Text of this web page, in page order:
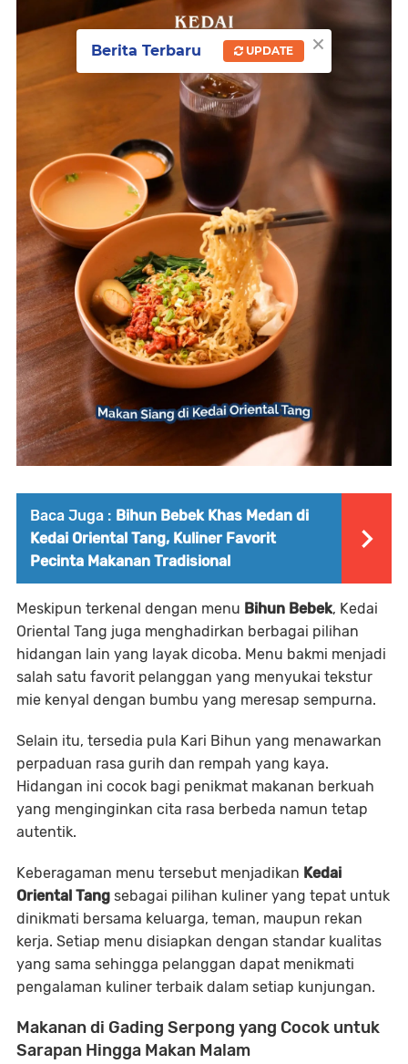
Baca Juga : Bihun Bebek Khas Medan di
Kedai Oriental Tang, Kuliner Favorit
Pecinta Makanan Tradisional
Meskipun terkenal dengan menu Bihun Bebek, Kedai
Oriental Tang juga menghadirkan berbagai pilihan
hidangan lain yang layak dicoba. Menu bakmi menjadi
salah satu favorit pelanggan yang menyukai tekstur
mie kenyal dengan bumbu yang meresap sempurna.
Selain itu, tersedia pula Kari Bihun yang menawarkan
perpaduan rasa gurih dan rempah yang kaya.
Hidangan ini cocok bagi penikmat makanan berkuah
yang menginginkan cita rasa berbeda namun tetap
autentik.
Keberagaman menu tersebut menjadikan Kedai
Oriental Tang sebagai pilihan kuliner yang tepat untuk
dinikmati bersama keluarga, teman, maupun rekan
kerja. Setiap menu disiapkan dengan standar kualitas
yang sama sehingga pelanggan dapat menikmati
pengalaman kuliner terbaik dalam setiap kunjungan.
Makanan di Gading Serpong yang Cocok untuk
Sarapan Hingga Makan Malam
×
Berita Terbaru UPDATE